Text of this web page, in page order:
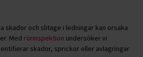
skador och slitage i ledningar kan orsaka
Med rörinspektion undersöker vi
skador, sprickor eller avlagringar